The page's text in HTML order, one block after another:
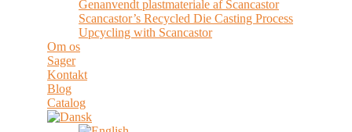
Genanvendt plastmateriale af Scancastor
Scancastor’s Recycled Die Casting Process
Upcycling with Scancastor
Om os
Sager
Kontakt
Blog
Catalog